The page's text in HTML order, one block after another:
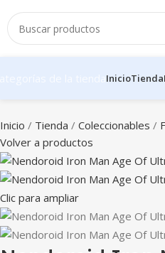
InicioTienda
Inicio Tienda Coleccionables
Volver a productos
Clic para ampliar